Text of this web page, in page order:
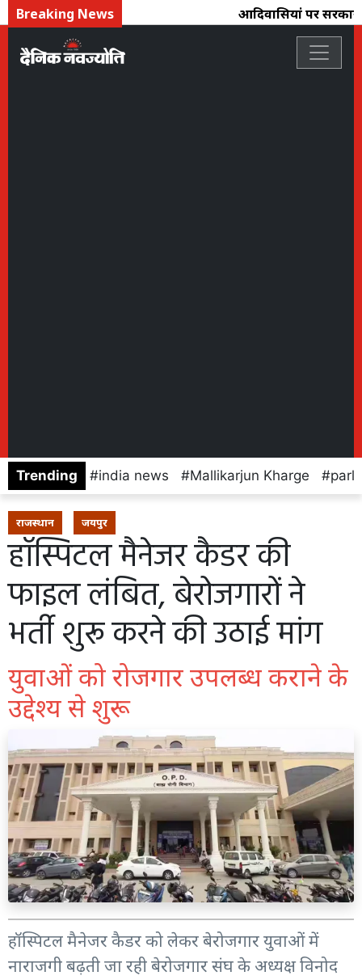
Breaking News आदिवासियोंं पर सरकार
Trending india news Mallikarjun Kharge
राजस्थान जयपुर
हॉस्पिटल मैनेजर कैडर की
फाइल लंबित, बेरोजगारों ने
भर्ती शुरू करने की उठाई मांग
युवाओं को रोजगार उपलब्ध कराने के
उद्देश्य से शुरू
हॉस्पिटल मैनेजर कैडर को लेकर बेरोजगार युवाओं में
नाराजगी बढ़ती जा रही बेरोजगार संघ के अध्यक्ष विनोद